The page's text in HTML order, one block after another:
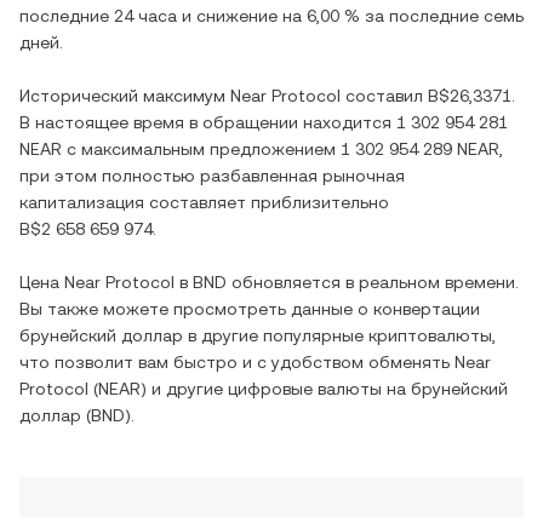
последние 24 часа и снижение на 6,00 % за последние семь
дней.
Исторический максимум Near Protocol составил B$26,3371
В настоящее время в обращении находится 1 302 954 281
NEAR с максимальным предложением 1 302 954 289 NEAR
при этом полностью разбавленная рыночная
капитализация составляет приблизительно
B$2 658 659 974.
Цена Near Protocol в BND обновляется в реальном времени.
Вы также можете просмотреть данные о конвертации
брунейский доллар в другие популярные криптовалюты,
что позволит вам быстро и с удобством обменять Near
Protocol (NEAR) и другие цифровые валюты на брунейский
доллар (BND).